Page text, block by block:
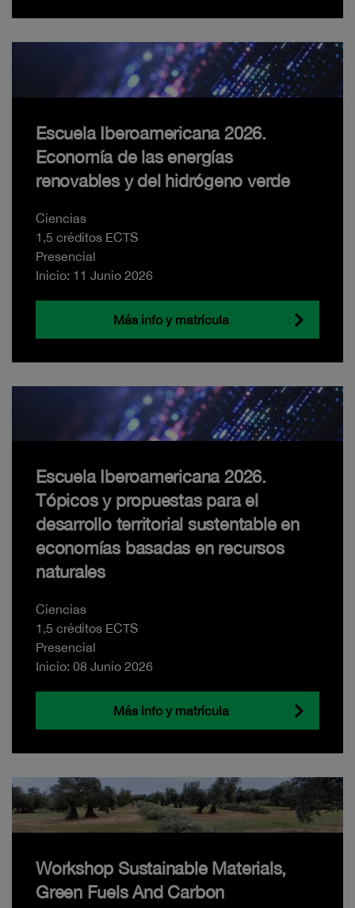
Escuela Iberoamericana 2026.
Economía de las energías
renovables y del hidrógeno verde
Ciencias
1,5 créditos ECTS
Presencial
Inicio: 11 Junio 2026
Más info y matrícula
Escuela Iberoamericana 2026.
Tópicos y propuestas para el
desarrollo territorial sustentable en
economías basadas en recursos
naturales
Ciencias
1,5 créditos ECTS
Presencial
Inicio: 08 Junio 2026
Más info y matrícula
Workshop Sustainable Materials,
Green Fuels And Carbon